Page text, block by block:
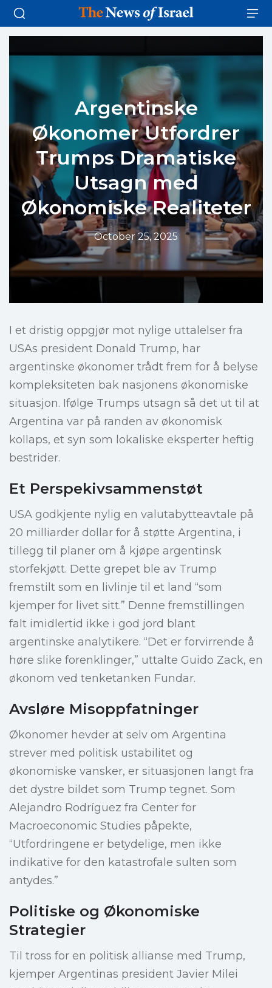
Argentinske
Økonomer Utfordrer
Trumps Dramatiske
Utsagn med
Økonomiske Realiteter
October 25, 2025
I et dristig oppgjør mot nylige uttalelser fra
USAs president Donald Trump, har
argentinske økonomer trådt frem for å belyse
kompleksiteten bak nasjonens økonomiske
situasjon. Ifølge Trumps utsagn så det ut til at
Argentina var på randen av økonomisk
kollaps, et syn som lokaliske eksperter heftig
bestrider.
Et Perspekivsammenstøt
USA godkjente nylig en valutabytteavtale på
20 milliarder dollar for å støtte Argentina, i
tillegg til planer om å kjøpe argentinsk
storfekjøtt. Dette grepet ble av Trump
fremstilt som en livlinje til et land “som
kjemper for livet sitt.” Denne fremstillingen
falt imidlertid ikke i god jord blant
argentinske analytikere. “Det er forvirrende å
høre slike forenklinger,” uttalte Guido Zack, en
økonom ved tenketanken Fundar.
Avsløre Misoppfatninger
Økonomer hevder at selv om Argentina
strever med politisk ustabilitet og
økonomiske vansker, er situasjonen langt fra
det dystre bildet som Trump tegnet. Som
Alejandro Rodríguez fra Center for
Macroeconomic Studies påpekte,
“Utfordringene er betydelige, men ikke
indikative for den katastrofale sulten som
antydes.”
Politiske og Økonomiske
Strategier
Til tross for en politisk allianse med Trump,
kjemper Argentinas president Javier Milei